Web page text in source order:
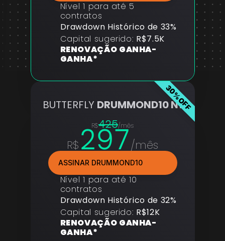
Nível 1 para até 5
contratos
Drawdown Histórico de 33%
Capital sugerido: R$7.5K
RENOVAÇÃO GANHA-
GANHA*
BUTTERFLY DRUMMOND10 N1
R$425/mês
R$297/mês
ASSINAR DRUMMOND10
Nível 1 para até 10
contratos
Drawdown Histórico de 32%
Capital sugerido: R$12K
RENOVAÇÃO GANHA-
GANHA*
30%OFF